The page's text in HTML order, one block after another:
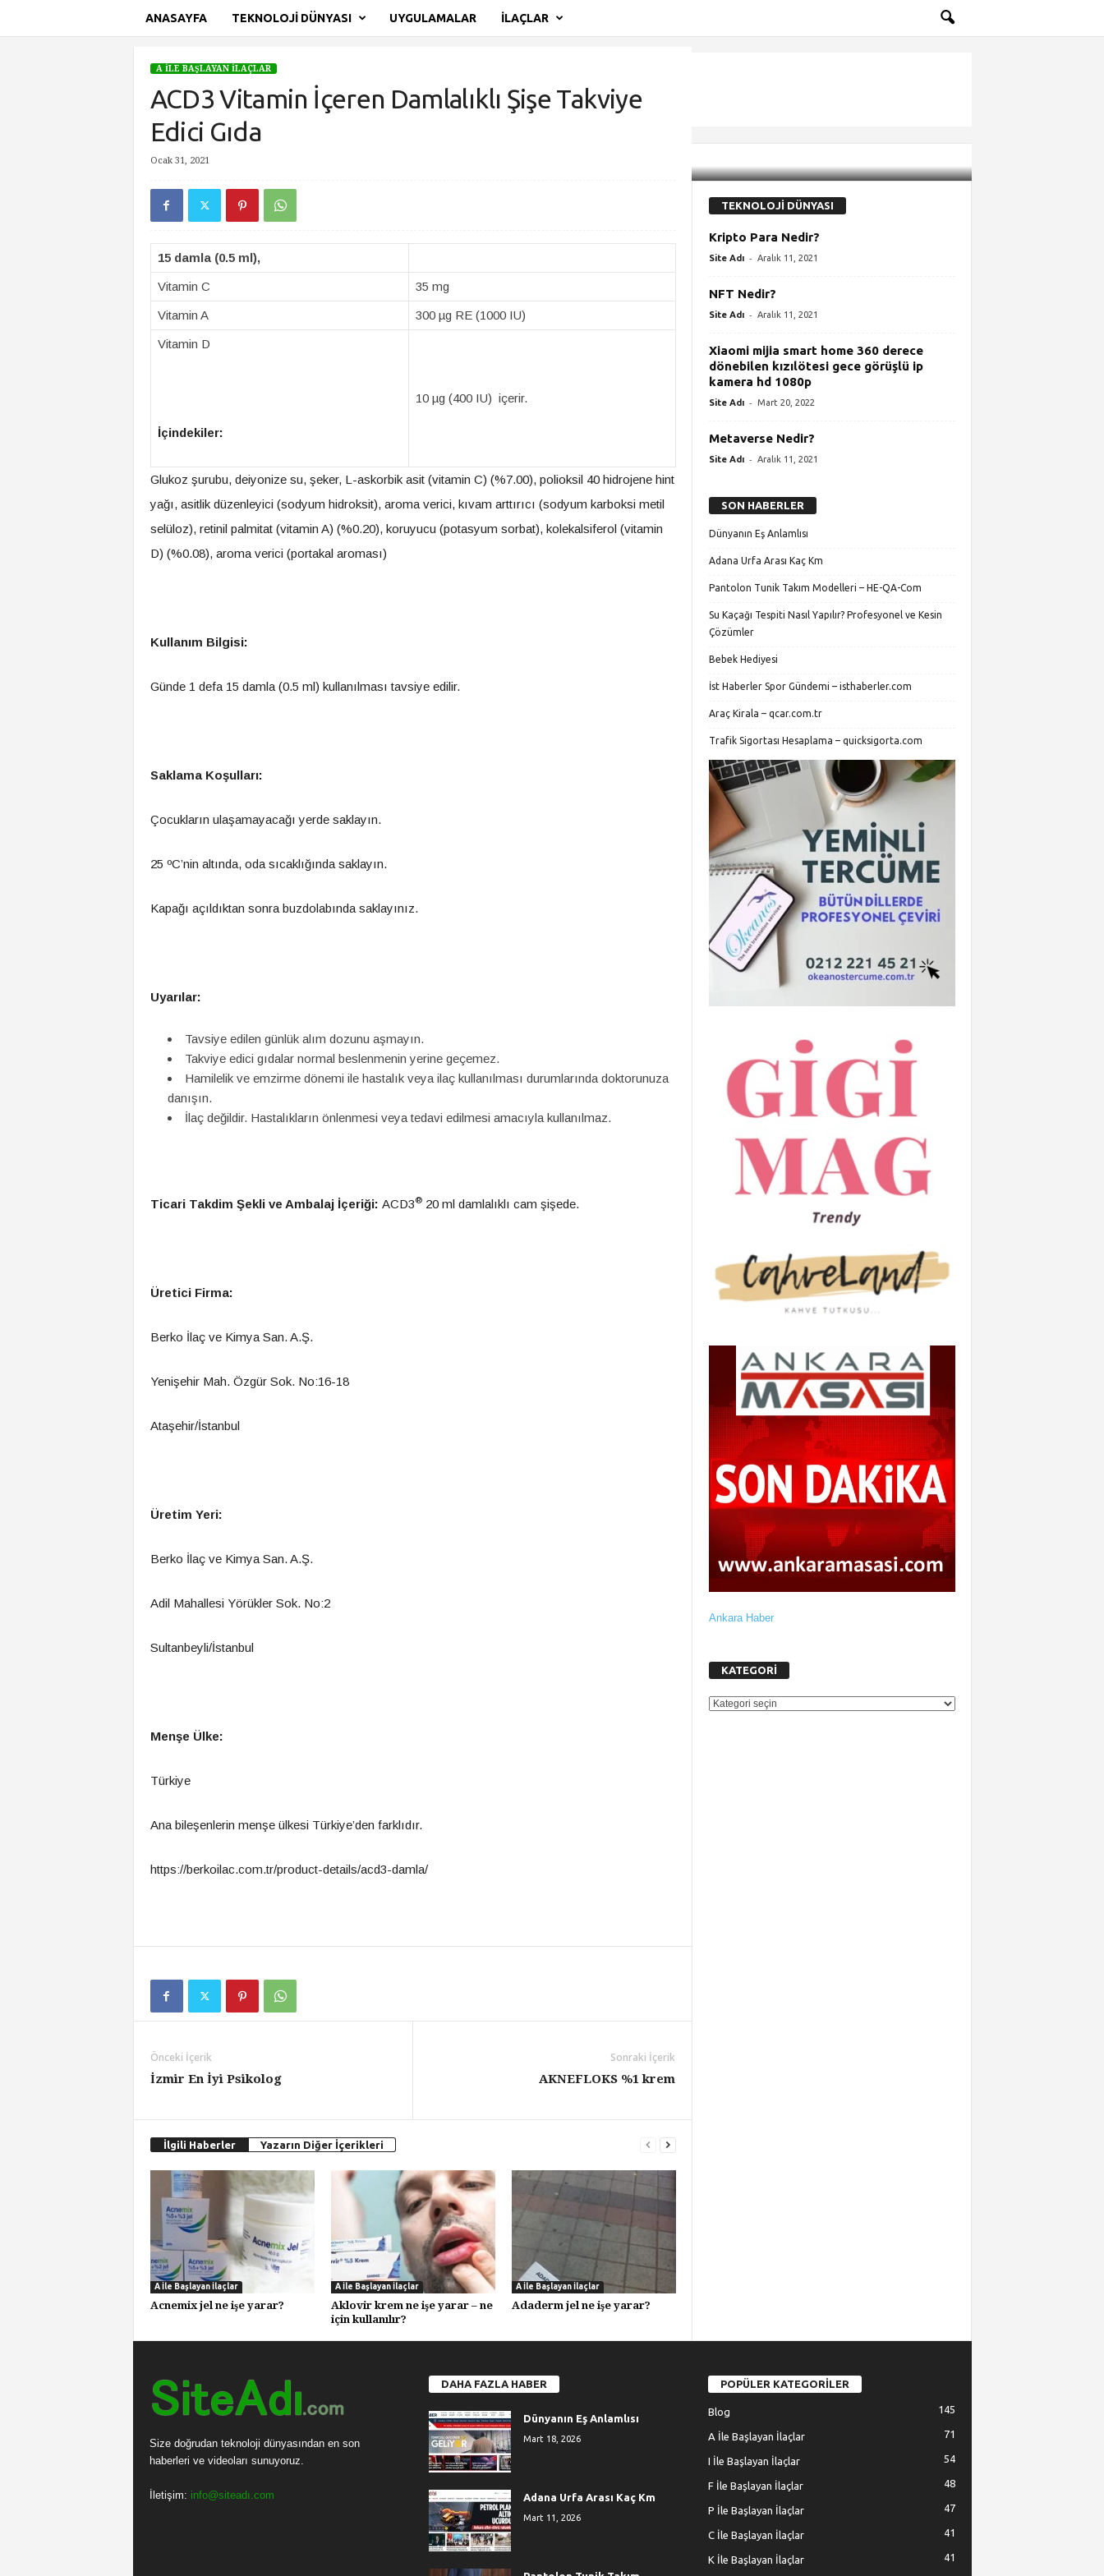
ANASAYFA TEKNOLOJI DÜNYASI UYGULAMALAR İLAÇLAR
Ana Sayfa A İle Başlayan İlaçlar
A İLE BAŞLAYAN İLAÇLAR
ACD3 Vitamin İçeren Damlalıklı Şişe Takviye
Edici Gıda
Ocak 31, 2021
15 damla (0.5 ml),
Vitamin C 35 mg
Vitamin A 300 µg RE (1000 IU)
Vitamin D
İçindekiler:
10 µg (400 IU) içerir.
Glukoz şurubu, deiyonize su, şeker, L-askorbik asit (vitamin C) (%7.00), polioksil 40 hidrojene hint
yağı, asitlik düzenleyici (sodyum hidroksit), aroma verici, kıvam arttırıcı (sodyum karboksi metil
selüloz), retinil palmitat (vitamin A) (%0.20), koruyucu (potasyum sorbat), kolekalsiferol (vitamin
D) (%0.08), aroma verici (portakal aroması)
Kullanım Bilgisi:
Günde 1 defa 15 damla (0.5 ml) kullanılması tavsiye edilir.
Saklama Koşulları:
Çocukların ulaşamayacağı yerde saklayın.
25 ºC’nin altında, oda sıcaklığında saklayın.
Kapağı açıldıktan sonra buzdolabında saklayınız.
Uyarılar:
Tavsiye edilen günlük alım dozunu aşmayın.
Takviye edici gıdalar normal beslenmenin yerine geçemez.
Hamilelik ve emzirme dönemi ile hastalık veya ilaç kullanılması durumlarında doktorunuza
danışın.
İlaç değildir. Hastalıkların önlenmesi veya tedavi edilmesi amacıyla kullanılmaz.
Ticari Takdim Şekli ve Ambalaj İçeriği: ACD3®20 ml damlalıklı cam şişede.
Üretici Firma:
Berko İlaç ve Kimya San. A.Ş.
Yenişehir Mah. Özgür Sok. No:16-18
Ataşehir/İstanbul
Üretim Yeri:
Berko İlaç ve Kimya San. A.Ş.
Adil Mahallesi Yörükler Sok. No:2
Sultanbeyli/İstanbul
Menşe Ülke:
Türkiye
Ana bileşenlerin menşe ülkesi Türkiye’den farklıdır.
https://berkoilac.com.tr/product-details/acd3-damla/
Önceki İçerik
İzmir En İyi Psikolog
Sonraki İçerik
AKNEFLOKS %1 krem
İlgili Haberler Yazarın Diğer İçerikleri
A İle Başlayan İlaçlar
Acnemix jel ne işe yarar?
A İle Başlayan İlaçlar
Aklovir krem ne işe yarar – ne
için kullanılır?
A İle Başlayan İlaçlar
Adaderm jel ne işe yarar?
TEKNOLOJİ DÜNYASI
Kripto Para Nedir?
Site Adı - Aralık 11, 2021
NFT Nedir?
Site Adı - Aralık 11, 2021
Xiaomi mijia smart home 360 derece
dönebilen kızılötesi gece görüşlü ip
kamera hd 1080p
Site Adı - Mart 20, 2022
Metaverse Nedir?
Site Adı - Aralık 11, 2021
SON HABERLER
Dünyanın Eş Anlamlısı
Adana Urfa Arası Kaç Km
Pantolon Tunik Takım Modelleri – HE-QA-Com
Su Kaçağı Tespiti Nasıl Yapılır? Profesyonel ve Kesin
Çözümler
Bebek Hediyesi
İst Haberler Spor Gündemi – isthaberler.com
Araç Kirala – qcar.com.tr
Trafik Sigortası Hesaplama – quicksigorta.com
Ankara Haber
KATEGORİ
KATEGORİ
Size doğrudan teknoloji dünyasından en son
haberleri ve videoları sunuyoruz.
İletişim: info@siteadı.com
DAHA FAZLA HABER
Dünyanın Eş Anlamlısı
Mart 18, 2026
Adana Urfa Arası Kaç Km
Mart 11, 2026
POPÜLER KATEGORİLER
Blog 145
A İle Başlayan İlaçlar 71
I İle Başlayan İlaçlar 54
F İle Başlayan İlaçlar 48
P İle Başlayan İlaçlar 47
C İle Başlayan İlaçlar 41
K İle Başlayan İlaçlar 41